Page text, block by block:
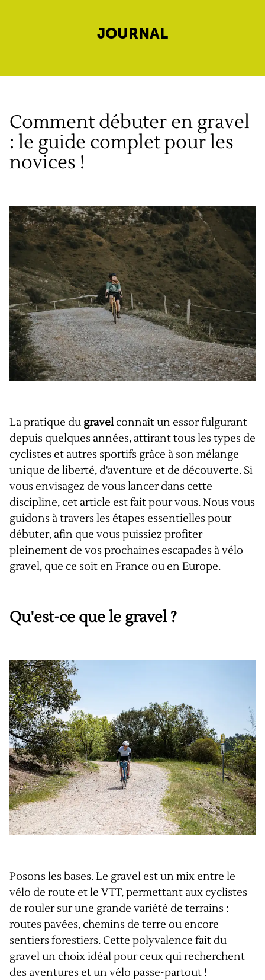
JOURNAL
Comment débuter en gravel
: le guide complet pour les
novices !
La pratique du gravelconnaît un essor fulgurant
depuis quelques années, attirant tous les types de
cyclistes et autres sportifs grâce à son mélange
unique de liberté, d'aventure et de découverte. Si
vous envisagez de vous lancer dans cette
discipline, cet article est fait pour vous. Nous vous
guidons à travers les étapes essentielles pour
débuter, afin que vous puissiez profiter
pleinement de vos prochaines escapades à vélo
gravel, que ce soit en France ou en Europe.
Qu'est-ce que le gravel ?
Posons les bases. Le gravel est un mix entre le
vélo de route et le VTT, permettant aux cyclistes
de rouler sur une grande variété de terrains :
routes pavées, chemins de terre ou encore
sentiers forestiers. Cette polyvalence fait du
gravel un choix idéal pour ceux qui recherchent
des aventures et un vélo passe-partout !